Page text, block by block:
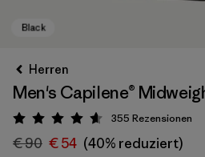
Herren
Men's Capilene®
Bewertung: 4.6 / 5
355 Rezensionen
€ 90 € 54 (40% reduziert)